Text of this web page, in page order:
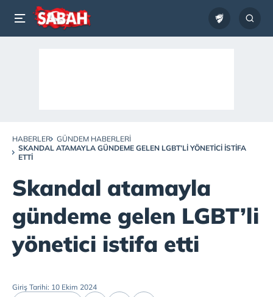
HABERLER
GÜNDEM HABERLERI
SKANDAL ATAMAYLA GÜNDEME GELEN LGBT’LI YÖNETICI ISTIFA
ETTI
Skandal atamayla
gündeme gelen LGBT’li
yönetici istifa etti
Giriş Tarihi: 10 Ekim 2024